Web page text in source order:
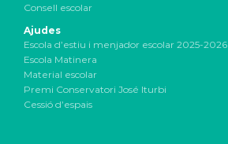
Consell escolar
Ajudes
Escola d’estiu i menjador escolar 2025-2026
Escola Matinera
Material escolar
Premi Conservatori José Iturbi
Cessió d’espais